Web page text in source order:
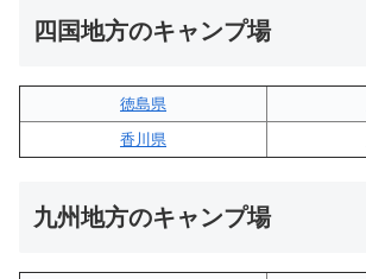
四国地方のキャンプ場
徳島県
香川県
九州地方のキャンプ場